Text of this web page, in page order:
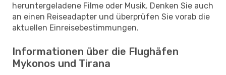
heruntergeladene Filme oder Musik. Denken Sie auch
an einen Reiseadapter und überprüfen Sie vorab die
aktuellen Einreisebestimmungen.
Informationen über die Flughäfen
Mykonos und Tirana